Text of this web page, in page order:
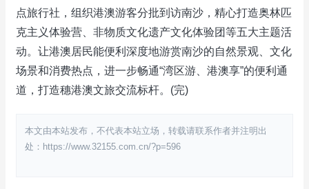
点旅行社，组织港澳游客分批到访南沙，精心打造奥林匹
克主义体验营、非物质文化遗产文化体验团等五大主题活
动。让港澳居民能便利深度地游赏南沙的自然景观、文化
场景和消费热点，进一步畅通“湾区游、港澳享”的便利通
道，打造穗港澳文旅交流标杆。(完)
本文由本站发布，不代表本站立场，转载请联系作者并注明出
处：https://www.32155.com.cn/?p=596